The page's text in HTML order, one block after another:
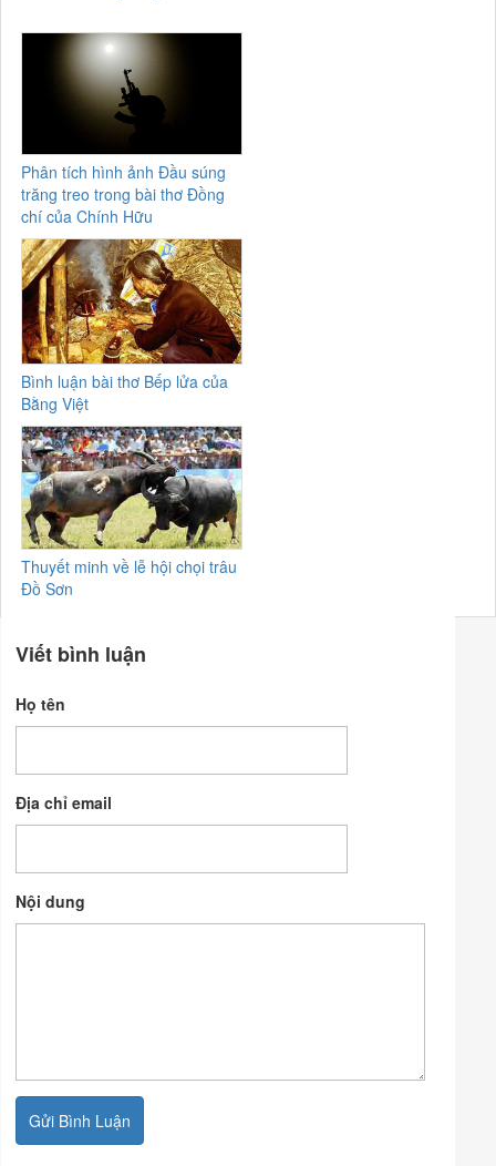
Phân tích hình ảnh Đầu súng
trăng treo trong bài thơ Đồng
chí của Chính Hữu
Bình luận bài thơ Bếp lửa của
Bằng Việt
Thuyết minh về lễ hội chọi trâu
Đồ Sơn
Viết bình luận
Họ tên
Địa chỉ email
Nội dung